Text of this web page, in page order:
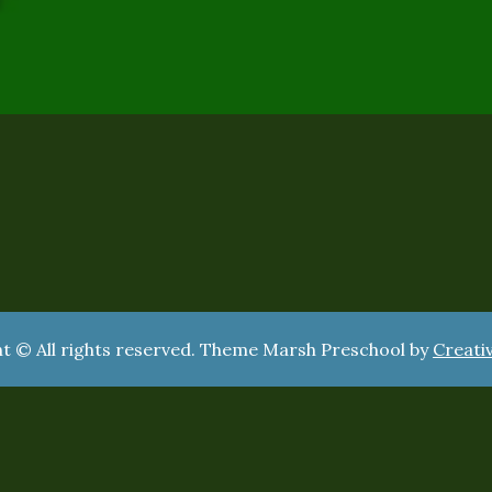
© All rights reserved. Theme Marsh Preschool by